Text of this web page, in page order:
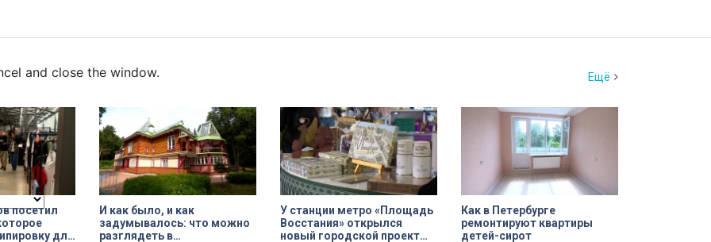
and close the window.
Ещё
посетил
для
И как было, и как
задумывалось: что можно
разглядеть в
У станции метро «Площадь
Восстания» открылся
новый городской проект
Как в Петербурге
ремонтируют квартиры
детей-сирот